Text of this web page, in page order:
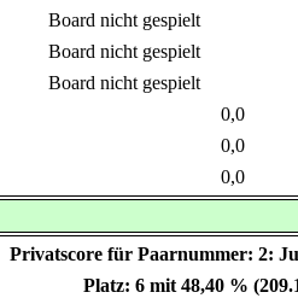
Board nicht gespielt
Board nicht gespielt
Board nicht gespielt
0,0
0,0
0,0
Privatscore für Paarnummer: 2:
Platz: 6 mit 48,40 %